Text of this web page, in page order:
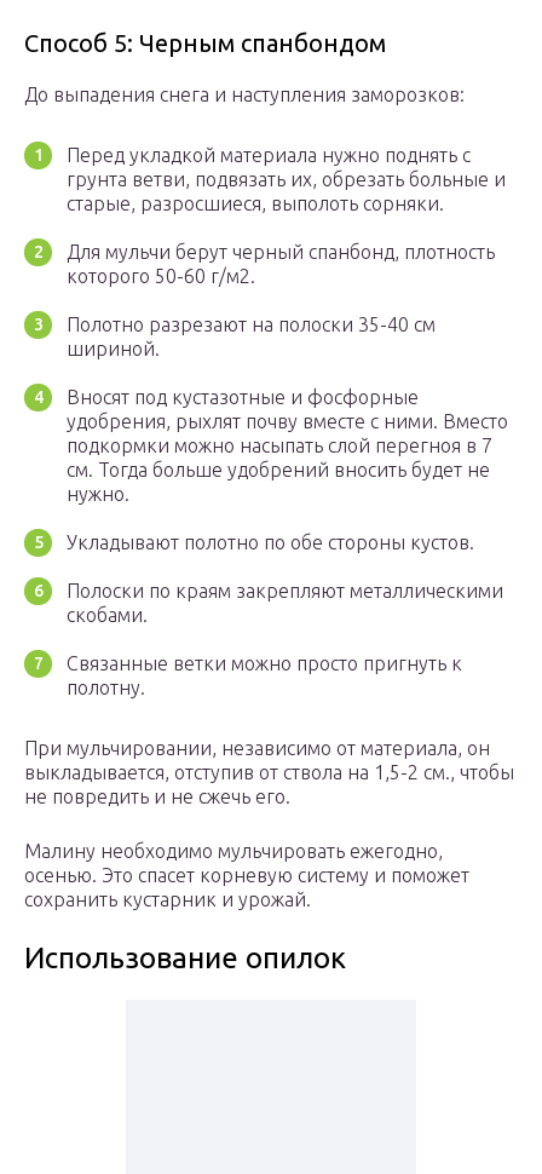
Способ 5: Черным спанбондом
До выпадения снега и наступления заморозков:
Перед укладкой материала нужно поднять с
грунта ветви, подвязать их, обрезать больные и
старые, разросшиеся, выполоть сорняки.
Для мульчи берут черный спанбонд, плотность
которого 50-60 г/м2.
Полотно разрезают на полоски 35-40 см
шириной.
Вносят под кустазотные и фосфорные
удобрения, рыхлят почву вместе с ними. Вместо
подкормки можно насыпать слой перегноя в 7
см. Тогда больше удобрений вносить будет не
нужно.
Укладывают полотно по обе стороны кустов.
Полоски по краям закрепляют металлическими
скобами.
Связанные ветки можно просто пригнуть к
полотну.
При мульчировании, независимо от материала, он
выкладывается, отступив от ствола на 1,5-2 см., чтобы
не повредить и не сжечь его.
Малину необходимо мульчировать ежегодно,
осенью. Это спасет корневую систему и поможет
сохранить кустарник и урожай.
Использование опилок